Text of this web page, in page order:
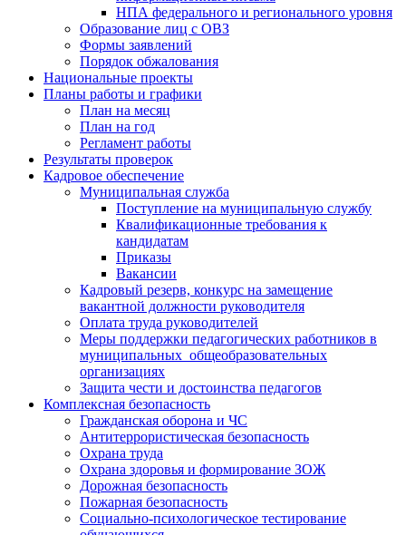
НПА федерального и регионального уровня
Образование лиц с ОВЗ
Формы заявлений
Порядок обжалования
Национальные проекты
Планы работы и графики
План на месяц
План на год
Регламент работы
Результаты проверок
Кадровое обеспечение
Муниципальная служба
Поступление на муниципальную службу
Квалификационные требования к
кандидатам
Приказы
Вакансии
Кадровый резерв, конкурс на замещение
вакантной должности руководителя
Оплата труда руководителей
Меры поддержки педагогических работников в
муниципальных общеобразовательных
организациях
Защита чести и достоинства педагогов
Комплексная безопасность
Гражданская оборона и ЧС
Антитеррористическая безопасность
Охрана труда
Охрана здоровья и формирование ЗОЖ
Дорожная безопасность
Пожарная безопасность
Социально-психологическое тестирование